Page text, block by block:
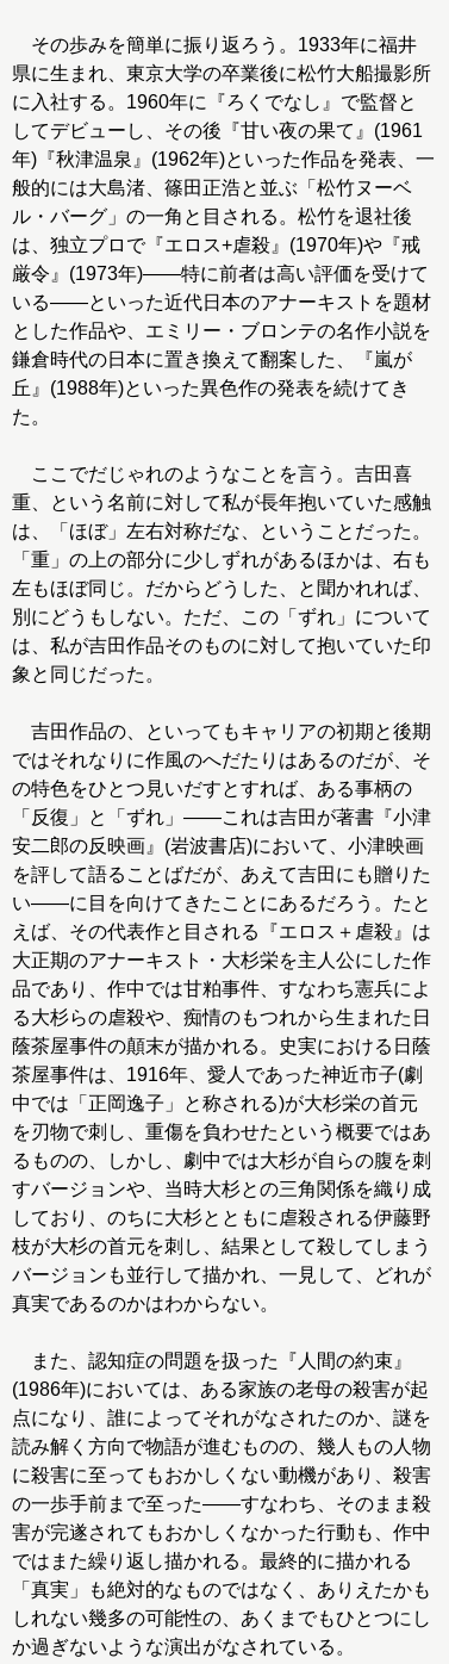
その歩みを簡単に振り返ろう。1933年に福井
県に生まれ、東京大学の卒業後に松竹大船撮影所
に入社する。1960年に『ろくでなし』で監督と
してデビューし、その後『甘い夜の果て』(1961
年)『秋津温泉』(1962年)といった作品を発表、一
般的には大島渚、篠田正浩と並ぶ「松竹ヌーベ
ル・バーグ」の一角と目される。松竹を退社後
は、独立プロで『エロス+虐殺』(1970年)や『戒
厳令』(1973年)――特に前者は高い評価を受けて
いる――といった近代日本のアナーキストを題材
とした作品や、エミリー・ブロンテの名作小説を
鎌倉時代の日本に置き換えて翻案した、『嵐が
丘』(1988年)といった異色作の発表を続けてき
た。
ここでだじゃれのようなことを言う。吉田喜
重、という名前に対して私が長年抱いていた感触
は、「ほぼ」左右対称だな、ということだった。
「重」の上の部分に少しずれがあるほかは、右も
左もほぼ同じ。だからどうした、と聞かれれば、
別にどうもしない。ただ、この「ずれ」について
は、私が吉田作品そのものに対して抱いていた印
象と同じだった。
吉田作品の、といってもキャリアの初期と後期
ではそれなりに作風のへだたりはあるのだが、そ
の特色をひとつ見いだすとすれば、ある事柄の
「反復」と「ずれ」――これは吉田が著書『小津
安二郎の反映画』(岩波書店)において、小津映画
を評して語ることばだが、あえて吉田にも贈りた
い――に目を向けてきたことにあるだろう。たと
えば、その代表作と目される『エロス＋虐殺』は
大正期のアナーキスト・大杉栄を主人公にした作
品であり、作中では甘粕事件、すなわち憲兵によ
る大杉らの虐殺や、痴情のもつれから生まれた日
蔭茶屋事件の顛末が描かれる。史実における日蔭
茶屋事件は、1916年、愛人であった神近市子(劇
中では「正岡逸子」と称される)が大杉栄の首元
を刃物で刺し、重傷を負わせたという概要ではあ
るものの、しかし、劇中では大杉が自らの腹を刺
すバージョンや、当時大杉との三角関係を織り成
しており、のちに大杉とともに虐殺される伊藤野
枝が大杉の首元を刺し、結果として殺してしまう
バージョンも並行して描かれ、一見して、どれが
真実であるのかはわからない。
また、認知症の問題を扱った『人間の約束』
(1986年)においては、ある家族の老母の殺害が起
点になり、誰によってそれがなされたのか、謎を
読み解く方向で物語が進むものの、幾人もの人物
に殺害に至ってもおかしくない動機があり、殺害
の一歩手前まで至った――すなわち、そのまま殺
害が完遂されてもおかしくなかった行動も、作中
ではまた繰り返し描かれる。最終的に描かれる
「真実」も絶対的なものではなく、ありえたかも
しれない幾多の可能性の、あくまでもひとつにし
か過ぎないような演出がなされている。